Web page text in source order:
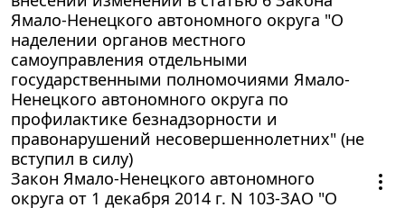
Ямало-Ненецкого автономного округа "О
наделении органов местного
самоуправления отдельными
государственными полномочиями Ямало-
Ненецкого автономного округа по
профилактике безнадзорности и
правонарушений несовершеннолетних" (не
вступил в силу)
Закон Ямало-Ненецкого автономного
округа от 1 декабря 2014 г. N 103-ЗАО "О